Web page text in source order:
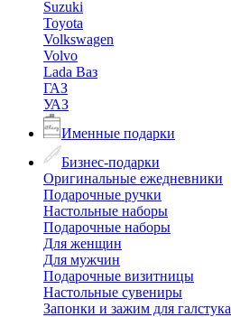
Suzuki
Toyota
Volkswagen
Volvo
Lada Ваз
ГАЗ
УАЗ
Именные подарки
Бизнес-подарки
Оригинальные ежедневники
Подарочные ручки
Настольные наборы
Подарочные наборы
Для женщин
Для мужчин
Подарочные визитницы
Настольные сувениры
Запонки и зажим для галстука